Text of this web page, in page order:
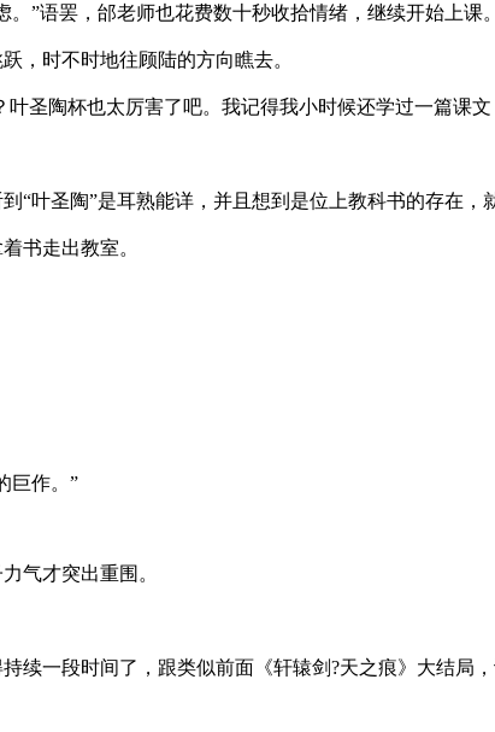
”语罢，邰老师也花费数十秒收拾情绪，继续开始上课。
，时不时地往顾陆的方向瞧去。
圣陶杯也太厉害了吧。我记得我小时候还学过一篇课
叶圣陶”是耳熟能详，并且想到是位上教科书的存在，
书走出教室。
巨作。”
气才突出重围。
一段时间了，跟类似前面《轩辕剑?天之痕》大结局，